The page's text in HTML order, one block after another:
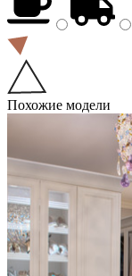
Похожие модели